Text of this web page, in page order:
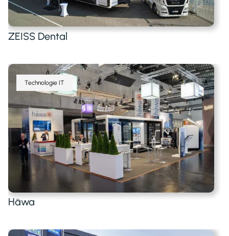
ZEISS Dental
Häwa
Technologie IT